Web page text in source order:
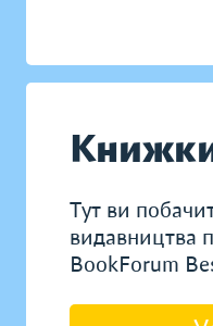
Тут ви
видавництва
BookForum